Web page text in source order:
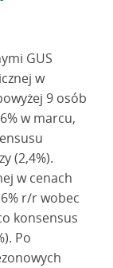
GUS
w
9 osób
w marcu,
(2,4%).
w cenach
r/r wobec
konsensus
Po